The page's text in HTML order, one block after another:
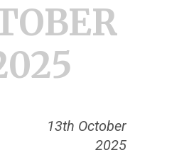
13th October
2025